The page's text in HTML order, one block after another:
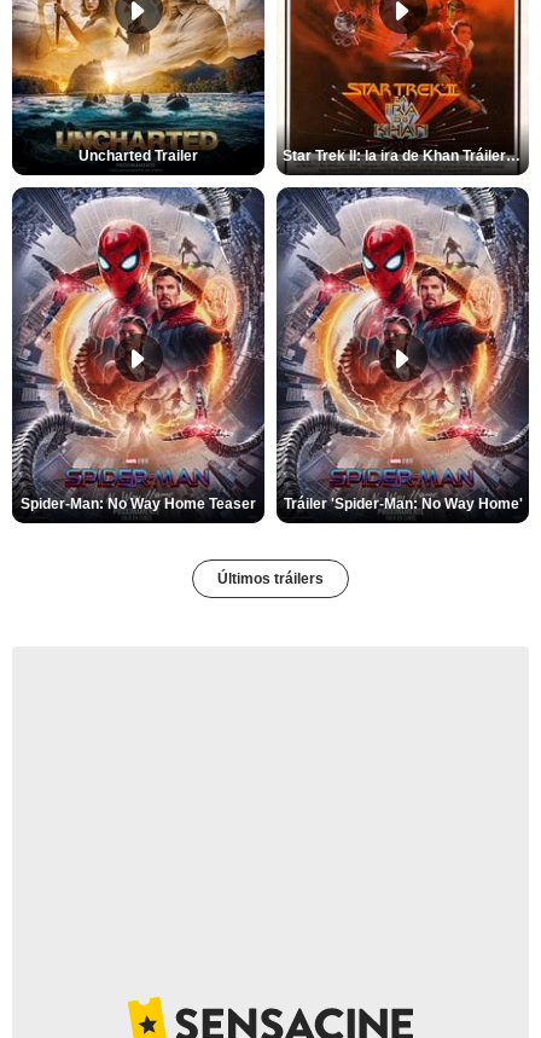
Uncharted Trailer Star Trek II: la ira de Khan Tráiler VO
Spider-Man: No Way Home Teaser Tráiler 'Spider-Man: No Way Home'
Últimos tráilers